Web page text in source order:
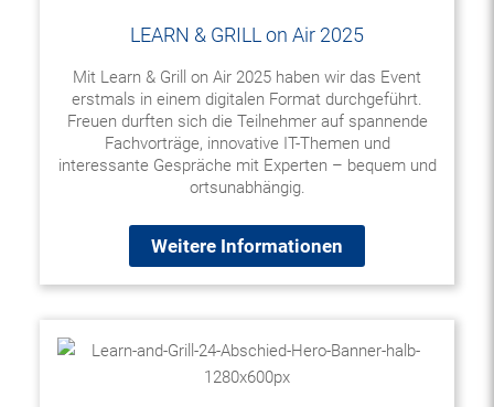
LEARN & GRILL on Air 2025
Mit Learn & Grill on Air 2025 haben wir das Event
erstmals in einem digitalen Format durchgeführt.
Freuen durften sich die Teilnehmer auf spannende
Fachvorträge, innovative IT-Themen und
interessante Gespräche mit Experten – bequem und
ortsunabhängig.
Weitere Informationen